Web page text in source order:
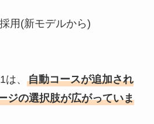
用(新モデルから)
、 自動コースが追加され
ジの選択肢が広がっていま